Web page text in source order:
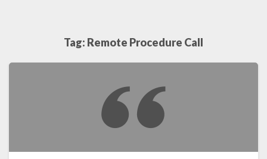
Tag: Remote Procedure Call